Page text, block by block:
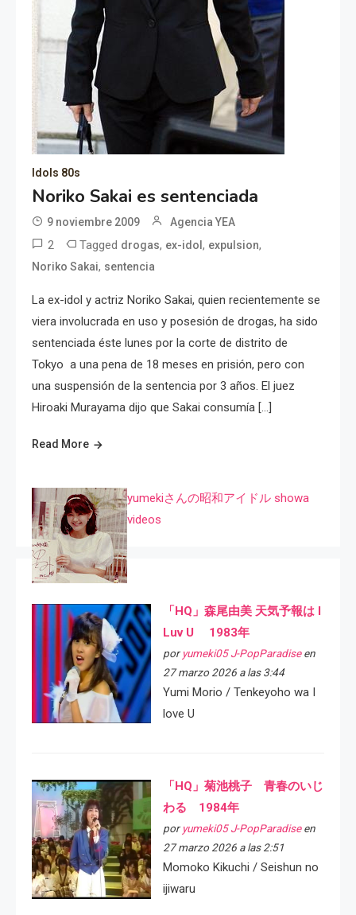
Idols 80s
Noriko Sakai es sentenciada
9 noviembre 2009 Agencia YEA
2 Tagged drogas, ex-idol, expulsion,
Noriko Sakai, sentencia
La ex-idol y actriz Noriko Sakai, quien recientemente se
viera involucrada en uso y posesión de drogas, ha sido
sentenciada éste lunes por la corte de distrito de
Tokyo a una pena de 18 meses en prisión, pero con
una suspensión de la sentencia por 3 años. El juez
Hiroaki Murayama dijo que Sakai consumía […]
Read More
yumekiさんの昭和アイドル showa
videos
「HQ」森尾由美 天気予報は I
Luv U 1983年
por yumeki05 J-PopParadiseen
27 marzo 2026 a las 3:44
Yumi Morio / Tenkeyoho wa I
love U
「HQ」菊池桃子 青春のいじ
わる 1984年
por yumeki05 J-PopParadiseen
27 marzo 2026 a las 2:51
Momoko Kikuchi / Seishun no
ijiwaru